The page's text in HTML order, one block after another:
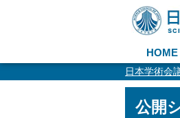
HOME
日本学術会
公開